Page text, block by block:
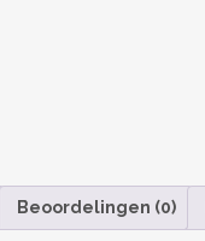
Beoordelingen (0)